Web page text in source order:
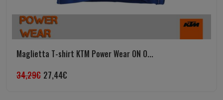
Maglietta T-shirt KTM Power Wear ON O...
34,29€ 27,44€